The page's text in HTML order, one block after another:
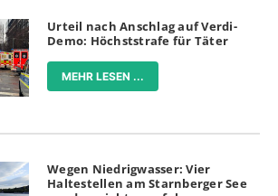
Urteil nach Anschlag auf Verdi-
Demo: Höchststrafe für Täter
MEHR LESEN ...
Wegen Niedrigwasser: Vier
Haltestellen am Starnberger See